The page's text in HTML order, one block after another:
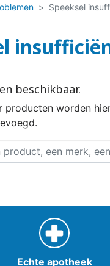
Speeksel
beschikbaar.
producten worden
Echte apotheek